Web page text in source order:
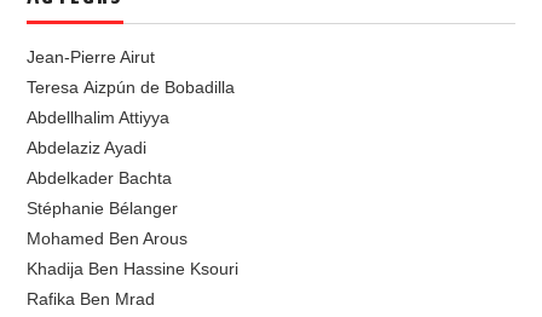
Jean-Pierre Airut
Teresa Aizpún de Bobadilla
Abdellhalim Attiyya
Abdelaziz Ayadi
Abdelkader Bachta
Stéphanie Bélanger
Mohamed Ben Arous
Khadija Ben Hassine Ksouri
Rafika Ben Mrad